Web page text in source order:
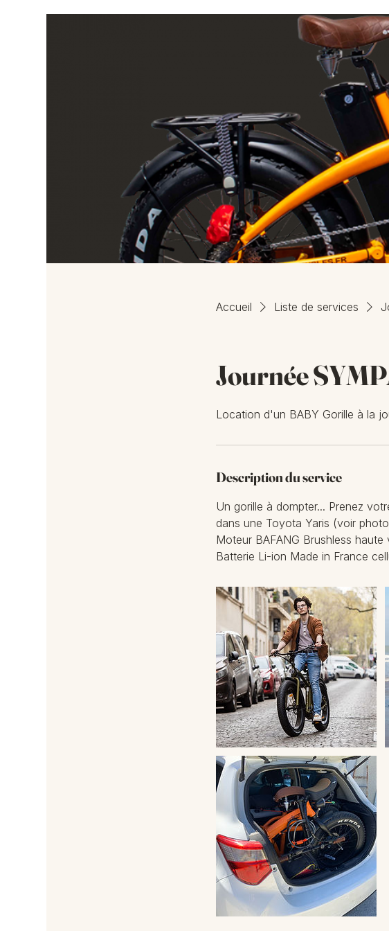
Accueil Liste de services
Journée
Location d'un BABY Gorille à la
Description du service
Un gorille à dompter... Prenez
dans une Toyota Yaris (voir
Moteur BAFANG Brushless
Batterie Li-ion Made in France